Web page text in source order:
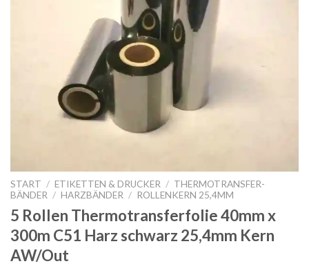
START / ETIKETTEN & DRUCKER / THERMOTRANSFER-
BÄNDER / HARZBÄNDER / ROLLENKERN 25,4MM
5 Rollen Thermotransferfolie 40mm x
300m C51 Harz schwarz 25,4mm Kern
AW/Out